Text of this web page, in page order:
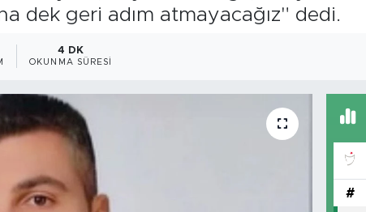
dek geri adım atmayacağız" dedi.
4 DK
OKUNMA SÜRESI
#